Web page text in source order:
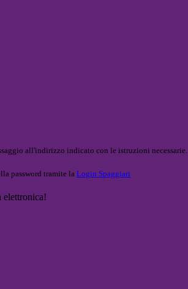
all'indirizzo indicato con le istruzioni necessarie.
password tramite la Login Spaggiari
elettronica!